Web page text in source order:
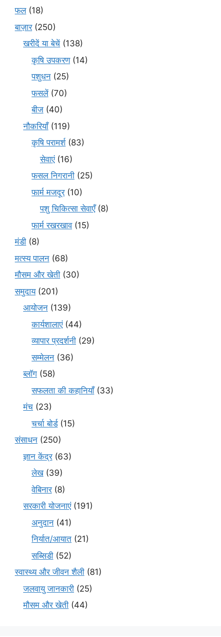
फल(18)
बाज़ार(250)
खरीदें या बेचें (138)
कृषि उपकरण(14)
पशुधन (25)
फसलें(70)
बीज (40)
नौकरियाँ(119)
कृषि परामर्श(83)
सेवाएं(16)
फसल निगरानी (25)
फार्म मजदूर(10)
पशु चिकित्सा सेवाएँ(8)
फार्म रखरखाव(15)
मंडी (8)
मत्स्य पालन (68)
मौसम और खेती (30)
समुदाय(201)
आयोजन (139)
कार्यशालाएं(44)
व्यापार प्रदर्शनी (29)
सम्मेलन (36)
ब्लॉग (58)
सफलता की कहानियाँ(33)
मंच (23)
चर्चा बोर्ड(15)
संसाधन (250)
ज्ञान केंद्र(63)
लेख(39)
वेबिनार(8)
सरकारी योजनाएं(191)
अनुदान (41)
निर्यात/आयात (21)
सब्सिडी (52)
स्वास्थ्य और जीवन शैली (81)
जलवायु जानकारी (25)
मौसम और खेती (44)